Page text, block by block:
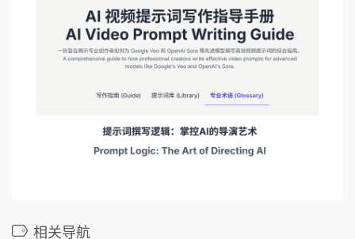
相关导航